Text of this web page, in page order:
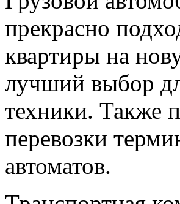
прекрасно
квартиры на
лучший выбор
техники. Также
перевозки
автоматов.